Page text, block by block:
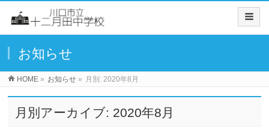
お知らせ
HOME » お知らせ » 月別: 2020年8月
月別アーカイブ: 2020年8月